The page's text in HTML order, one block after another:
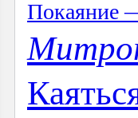
Покаяние